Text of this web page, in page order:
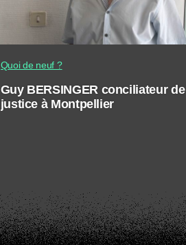
Quoi de neuf ?
Guy BERSINGER conciliateur de
justice à Montpellier